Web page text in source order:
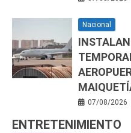
Nacional
07/08/2026
ENTRETENIMIENTO